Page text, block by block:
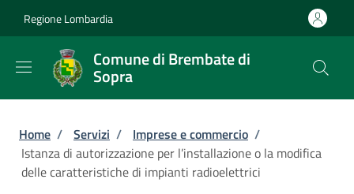
Regione Lombardia
Comune di Brembate di
Sopra
Briciole di pane
Home / Servizi / Imprese e commercio /
Istanza di autorizzazione per l’installazione o la modifica
delle caratteristiche di impianti radioelettrici